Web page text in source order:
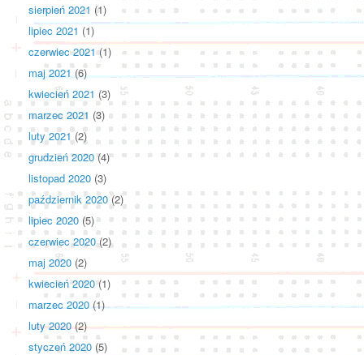
sierpień 2021 (1)
lipiec 2021 (1)
czerwiec 2021(1)
maj 2021(6)
kwiecień 2021 (3)
marzec 2021 (3)
luty 2021(2)
grudzień 2020 (4)
listopad 2020 (3)
październik 2020(2)
lipiec 2020 (5)
czerwiec 2020(2)
maj 2020 (2)
kwiecień 2020(1)
marzec 2020(1)
luty 2020 (2)
styczeń 2020 (5)